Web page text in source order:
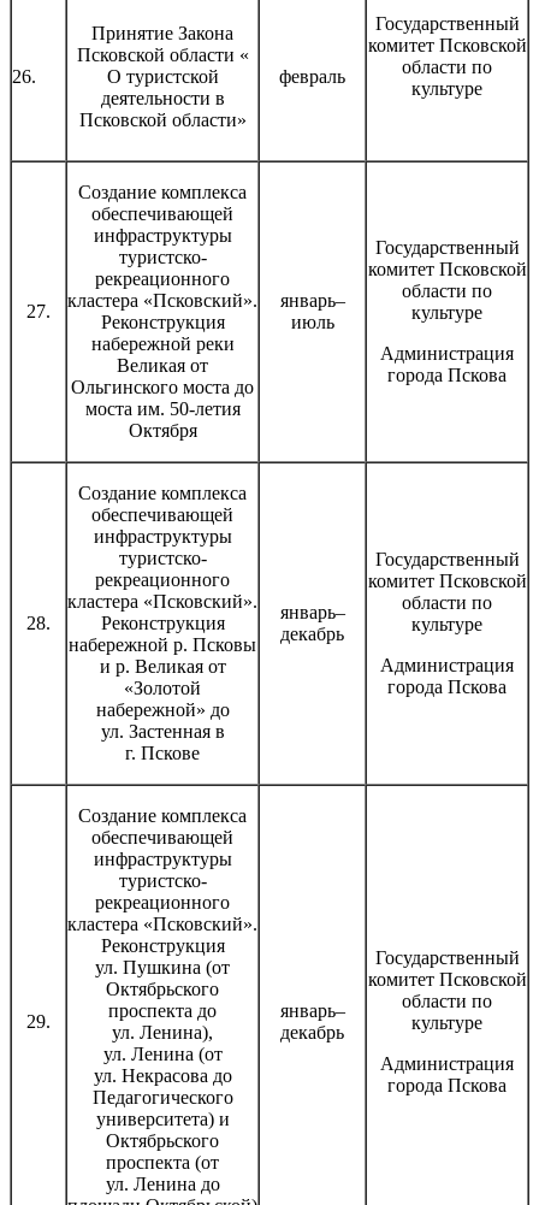
26.
Принятие Закона
Псковской области «
О туристской
деятельности в
Псковской области»
февраль
Государственный
комитет Псковской
области по
культуре
27.
Создание комплекса
обеспечивающей
инфраструктуры
туристско-
рекреационного
кластера «Псковский».
Реконструкция
набережной реки
Великая от
Ольгинского моста до
моста им. 50-летия
Октября
январь–
июль
Государственный
комитет Псковской
области по
культуре
Администрация
города Пскова
28.
Создание комплекса
обеспечивающей
инфраструктуры
туристско-
рекреационного
кластера «Псковский».
Реконструкция
набережной р. Псковы
и р. Великая от
«Золотой
набережной» до
ул. Застенная в
г. Пскове
январь–
декабрь
Государственный
комитет Псковской
области по
культуре
Администрация
города Пскова
29.
Создание комплекса
обеспечивающей
инфраструктуры
туристско-
рекреационного
кластера «Псковский».
Реконструкция
ул. Пушкина (от
Октябрьского
проспекта до
ул. Ленина),
ул. Ленина (от
ул. Некрасова до
Педагогического
университета) и
Октябрьского
проспекта (от
ул. Ленина до
январь–
декабрь
Государственный
комитет Псковской
области по
культуре
Администрация
города Пскова